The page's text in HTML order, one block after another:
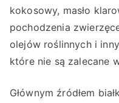
kokosowy, masło
pochodzenia
olejów roślinnych i
które nie są zalecane
Głównym źródłem